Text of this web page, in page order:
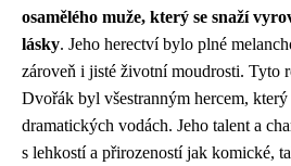
osamělého muže, který se snaží
lásky. Jeho herectví bylo plné
zároveň i jisté životní moudrosti. Tyto
Dvořák byl všestranným hercem,
dramatických vodách. Jeho talent a
s lehkostí a přirozeností jak komické,